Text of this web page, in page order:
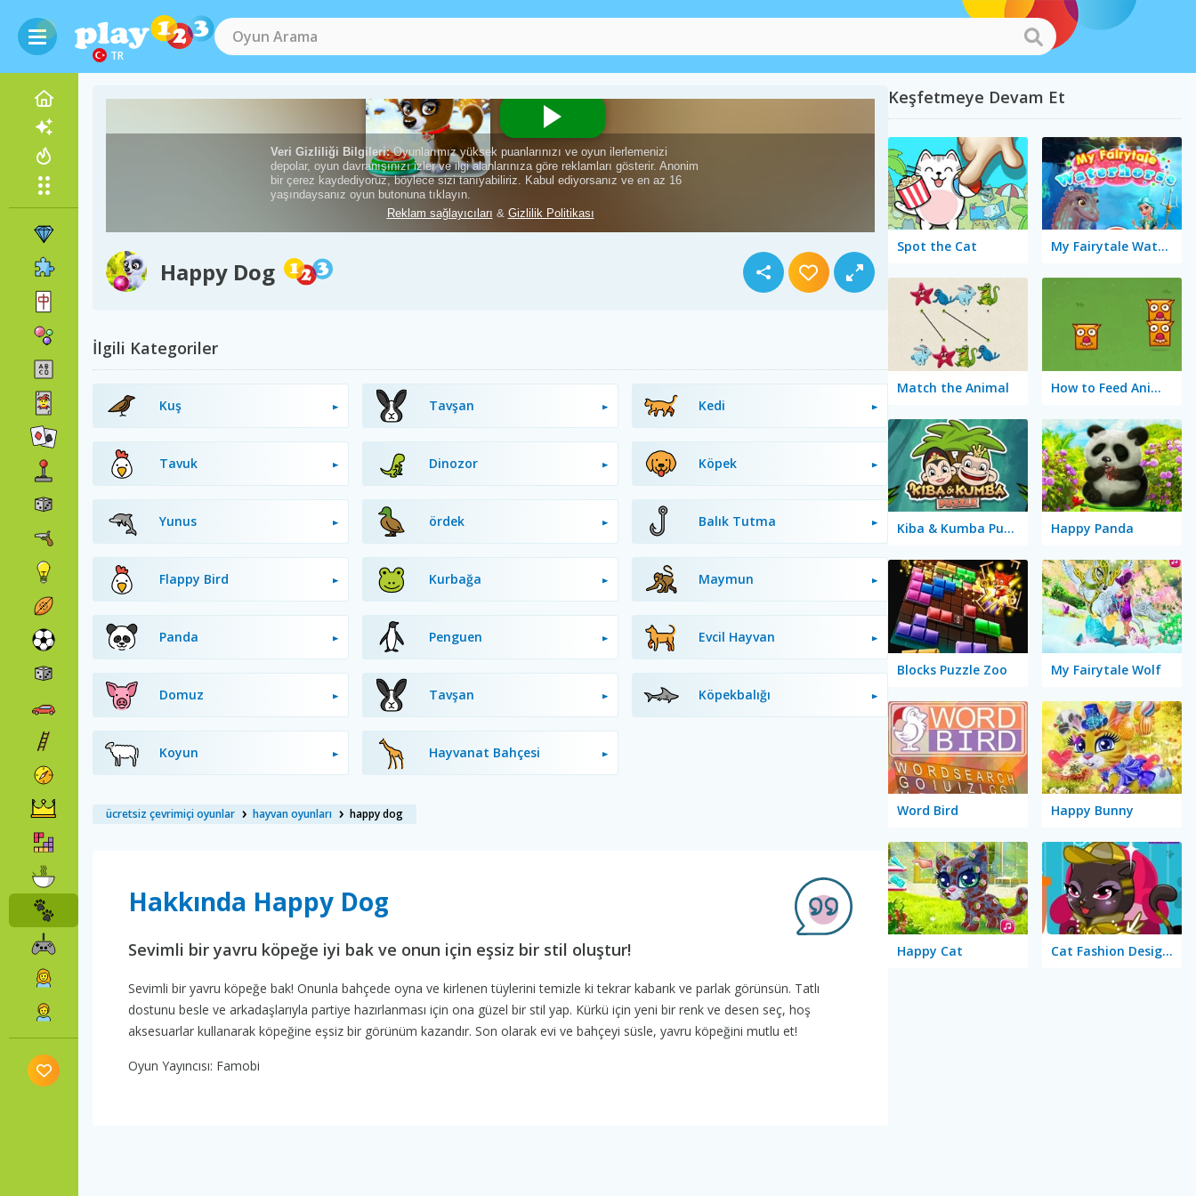
TR
Happy Dog
İlgili Kategoriler
Kuş Tavşan Kedi
Tavuk Dinozor Köpek
Yunus ördek Balık Tutma
Flappy Bird Kurbağa Maymun
Panda Penguen Evcil Hayvan
Domuz Tavşan Köpekbalığı
Koyun Hayvanat Bahçesi
ücretsiz çevrimiçi oyunlar hayvan oyunları happy dog
Hakkında Happy Dog
Sevimli bir yavru köpeğe iyi bak ve onun için eşsiz bir stil oluştur!
Sevimli bir yavru köpeğe bak! Onunla bahçede oyna ve kirlenen tüylerini temizle ki tekrar kabarık ve parlak görünsün. Tatlı
dostunu besle ve arkadaşlarıyla partiye hazırlanması için ona güzel bir stil yap. Kürkü için yeni bir renk ve desen seç, hoş
aksesuarlar kullanarak köpeğine eşsiz bir görünüm kazandır. Son olarak evi ve bahçeyi süsle, yavru köpeğini mutlu et!
Oyun Yayıncısı: Famobi
Keşfetmeye Devam Et
Spot the Cat My Fairytale Water Horse
Match the Animal How to Feed Animals?
Kiba & Kumba Puzzle Happy Panda
Blocks Puzzle Zoo My Fairytale Wolf
Word Bird Happy Bunny
Happy Cat Cat Fashion Designer